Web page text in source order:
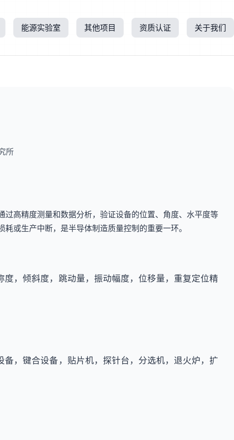
能源实验室 其他项目 资质认证 关于我们
所
高精度测量和数据分析，验证设备的位置、角度、水平度等
或生产中断，是半导体制造质量控制的重要一环。
，倾斜度，跳动量，振动幅度，位移量，重复定位精
，键合设备，贴片机，探针台，分选机，退火炉，扩